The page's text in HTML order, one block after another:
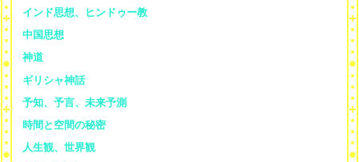
インド思想、ヒンドゥー教
中国思想
神道
ギリシャ神話
予知、予言、未来予測
時間と空間の秘密
人生観、世界観